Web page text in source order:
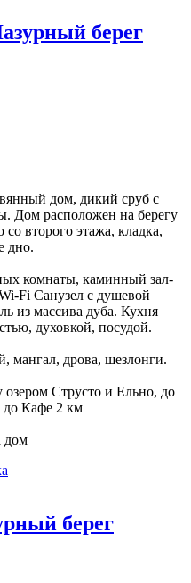
берег
дом, дикий сруб с
Дом расположен на берегу
второго этажа, кладка,
дно.
комнаты, каминный зал-
Fi Санузел с душевой
из массива дуба. Кухня
духовкой, посудой.
мангал, дрова, шезлонги.
Струсто и Ельно, до
до Кафе 2 км
дом
берег